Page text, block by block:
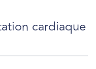
cardiaque